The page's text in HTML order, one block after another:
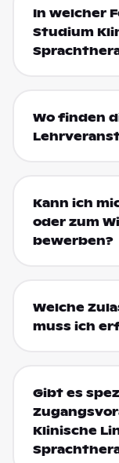
In welcher
Studium
Wo finden
Kann ich
oder zum
bewerben?
Welche
muss ich
Gibt es
Klinische